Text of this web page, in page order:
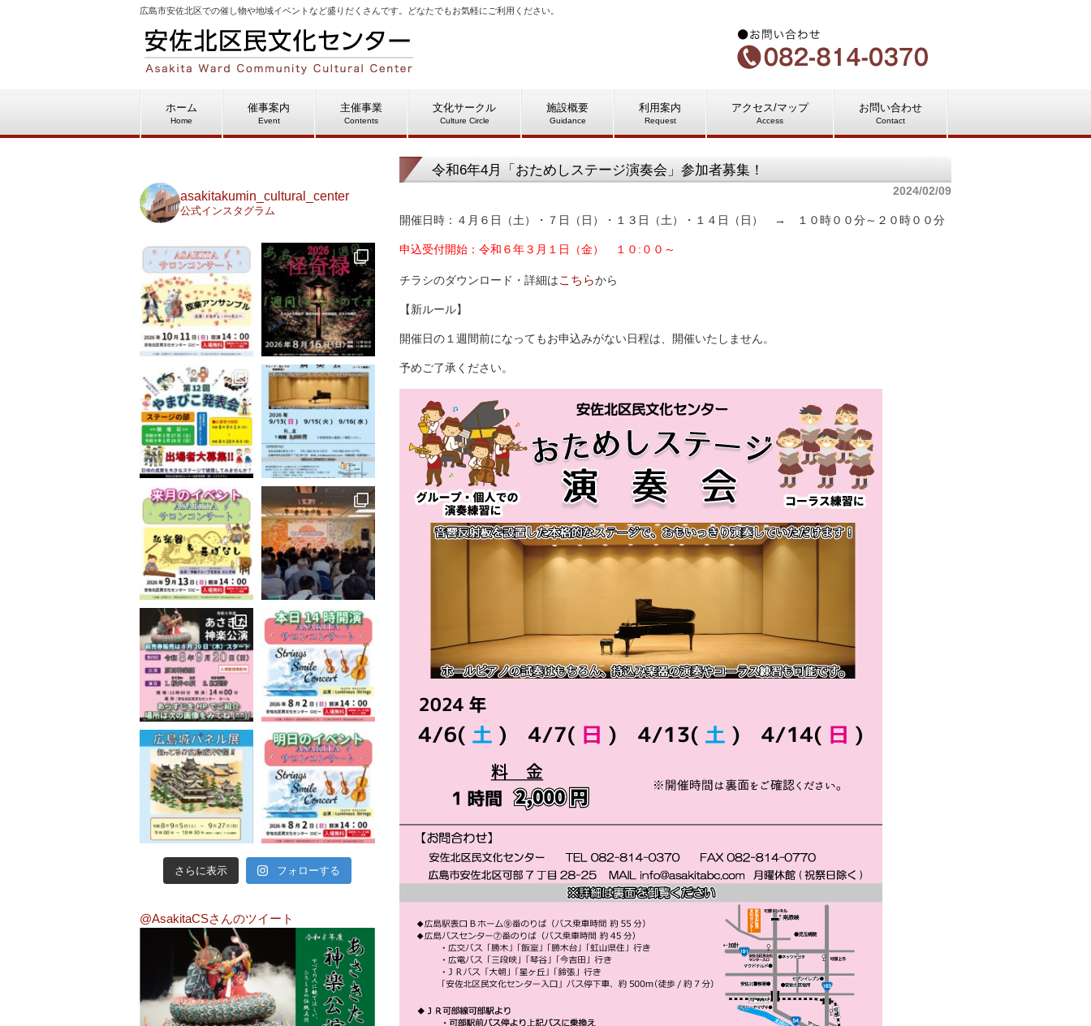
広島市安佐北区での催し物や地域イベントなど盛りだくさんです。どなたでもお気軽にご利用ください。
ホーム
Home
催事案内
Event
主催事業
Contents
文化サークル
Culture Circle
施設概要
Guidance
利用案内
Request
アクセス/マップ
Access
お問い合わせ
Contact
令和6年4月「おためしステージ演奏会」参加者募集！
2024/02/09
開催日時：４月６日（土）・７日（日）・１３日（土）・１４日（日） → １０時００分～２０時００分
申込受付開始：令和６年３月１日（金） １０:００～
チラシのダウンロード・詳細はこちらから
【新ルール】
開催日の１週間前になってもお申込みがない日程は、開催いたしません。
予めご了承ください。
asakitakumin_cultural_center
公式インスタグラム
さらに表示 フォローする
@AsakitaCSさんのツイート